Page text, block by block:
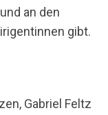
an den
gibt.
Gabriel Feltz